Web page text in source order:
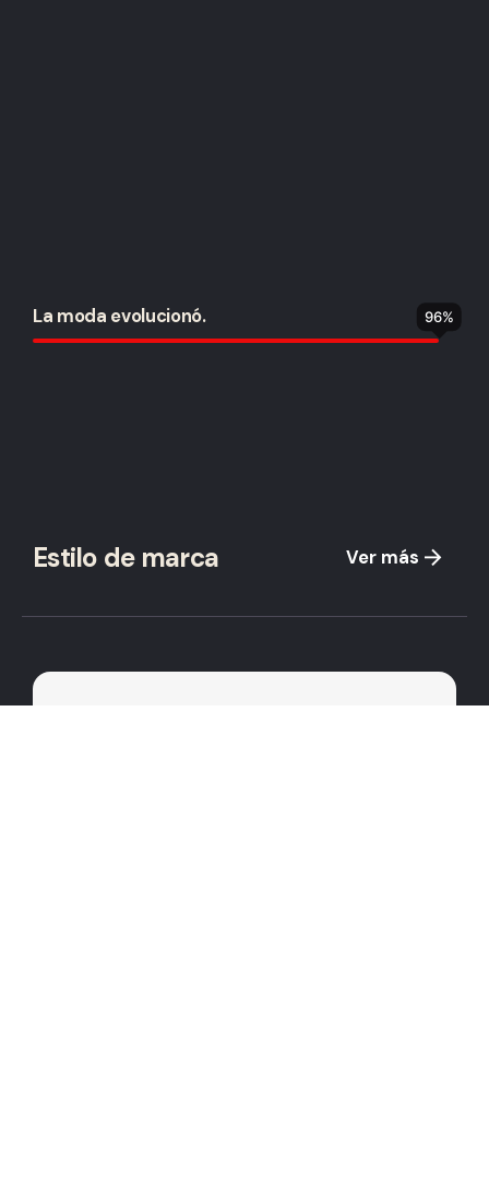
La moda evolucionó. 96%
Estilo de marca Ver más